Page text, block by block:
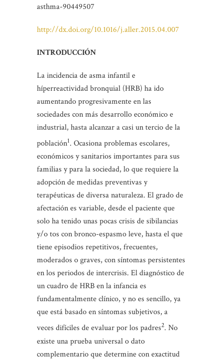
asthma-90449507
http://dx.doi.org/10.1016/j.aller.2015.04.007
INTRODUCCIÓN
La incidencia de asma infantil e
híperreactividad bronquial (HRB) ha ido
aumentando progresivamente en las
sociedades con más desarrollo económico e
industrial, hasta alcanzar a casi un tercio de la
población1. Ocasiona problemas escolares,
económicos y sanitarios importantes para sus
familias y para la sociedad, lo que requiere la
adopción de medidas preventivas y
terapéuticas de diversa naturaleza. El grado de
afectación es variable, desde el paciente que
solo ha tenido unas pocas crisis de sibilancias
y/o tos con bronco-espasmo leve, hasta el que
tiene episodios repetitivos, frecuentes,
moderados o graves, con síntomas persistentes
en los periodos de intercrisis. El diagnóstico de
un cuadro de HRB en la infancia es
fundamentalmente clínico, y no es sencillo, ya
que está basado en síntomas subjetivos, a
veces difíciles de evaluar por los padres2. No
existe una prueba universal o dato
complementario que determine con exactitud